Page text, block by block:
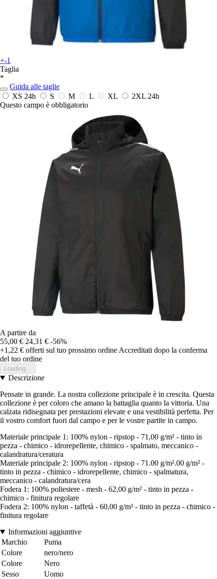
+-1
Taglia
*
Guida alle taglie
XS 24h S M L XL 2XL 24h
Questo campo è obbligatorio
A partire da
55,00 € 24,31 € -56%
+1,22 € offerti sul tuo prossimo ordine Accreditati dopo la conferma
del tuo ordine
Loading...
Descrizione
Pensate in grande. La nostra collezione principale è in crescita. Questa
collezione è per coloro che amano la battaglia quanto la vittoria. Una
calzata ridisegnata per prestazioni elevate e una vestibilità perfetta. Per
il vostro comfort fuori dal campo e per le vostre partite in campo.
Materiale principale 1: 100% nylon - ripstop - 71,00 g/m² - tinto in
pezza - chimico - idrorepellente, chimico - spalmato, meccanico -
calandratura/ceratura
Materiale principale 2: 100% nylon - ripstop - 71.00 g/m².00 g/m² -
tinto in pezza - chimico - idrorepellente, chimico - spalmatura,
meccanico - calandratura/cera
Fodera 1: 100% poliestere - mesh - 62,00 g/m² - tinto in pezza -
chimico - finitura regolare
Fodera 2: 100% nylon - taffetà - 60,00 g/m² - tinto in pezza - chimico -
finitura regolare
Informazioni aggiuntive
Marchio
Puma
Colore
nero/nero
Colore
Nero
Sesso
Uomo